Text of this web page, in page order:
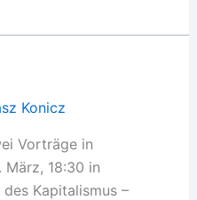
Konicz
Vorträge in
März, 18:30 in
Kapitalismus –